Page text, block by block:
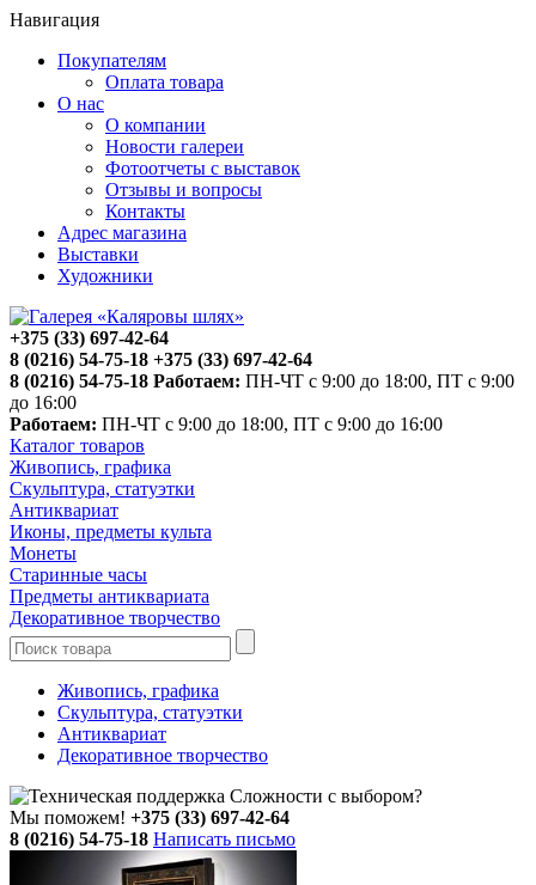
Навигация
Покупателям
Оплата товара
О нас
О компании
Новости галереи
Фотоотчеты с выставок
Отзывы и вопросы
Контакты
Адрес магазина
Выставки
Художники
+375 (33) 697-42-64
8 (0216) 54-75-18 +375 (33) 697-42-64
8 (0216) 54-75-18 Работаем: ПН-ЧТ с 9:00 до 18:00, ПТ с 9:00
до 16:00
Работаем: ПН-ЧТ с 9:00 до 18:00, ПТ с 9:00 до 16:00
Каталог товаров
Живопись, графика
Скульптура, статуэтки
Антиквариат
Иконы, предметы культа
Монеты
Старинные часы
Предметы антиквариата
Декоративное творчество
Живопись, графика
Скульптура, статуэтки
Антиквариат
Декоративное творчество
Сложности с выбором?
Мы поможем! +375 (33) 697-42-64
8 (0216) 54-75-18 Написать письмо